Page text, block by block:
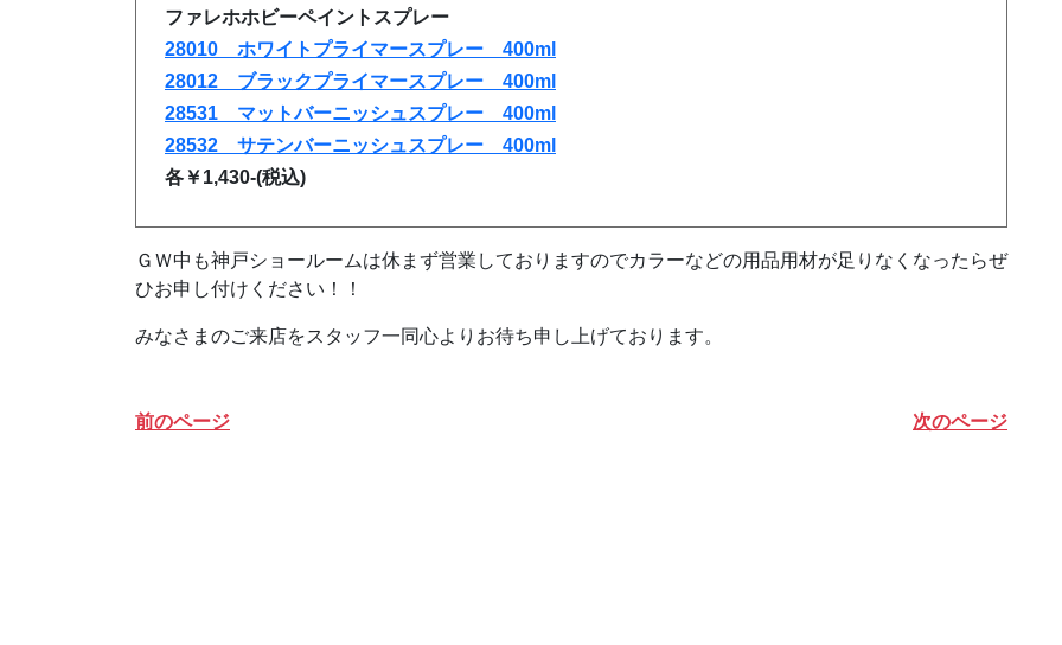
ファレホホビーペイントスプレー
28010 ホワイトプライマースプレー 400ml
28012 ブラックプライマースプレー 400ml
28531 マットバーニッシュスプレー 400ml
28532 サテンバーニッシュスプレー 400ml
各￥1,430-(税込)
ＧＷ中も神戸ショールームは休まず営業しておりますのでカラーなどの用品用材が足りなくなったらぜ
ひお申し付けください！！
みなさまのご来店をスタッフ一同心よりお待ち申し上げております。
前のページ 次のページ